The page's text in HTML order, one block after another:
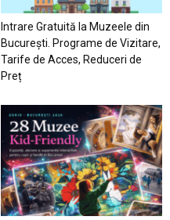
Intrare Gratuită la Muzeele din
București. Programe de Vizitare,
Tarife de Acces, Reduceri de
Preț